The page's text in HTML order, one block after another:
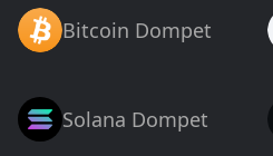
Bitcoin Dompet
Solana Dompet